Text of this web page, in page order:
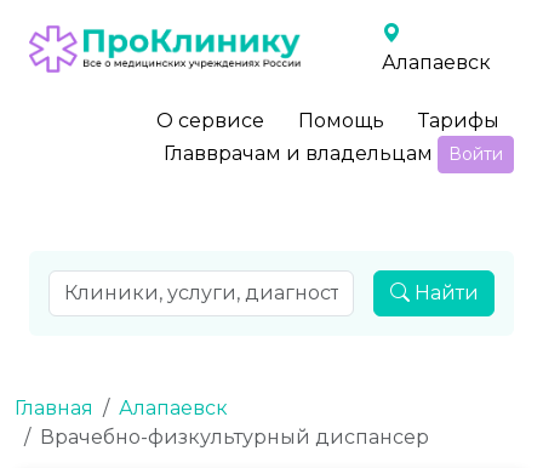
Алапаевск
О сервисе Помощь
Тарифы
Главврачам и владельцам
Войти
Найти
Главная
Алапаевск
Врачебно-физкультурный диспансер